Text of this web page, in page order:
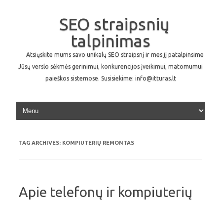
SEO straipsnių
talpinimas
Atsiųskite mums savo unikalų SEO straipsnį ir mes jį patalpinsime
Jūsų verslo sėkmės gerinimui, konkurencijos įveikimui, matomumui
paieškos sistemose. Susisiekime: info@itturas.lt
Skip to content
TAG ARCHIVES: KOMPIUTERIŲ REMONTAS
Apie telefonų ir kompiuterių